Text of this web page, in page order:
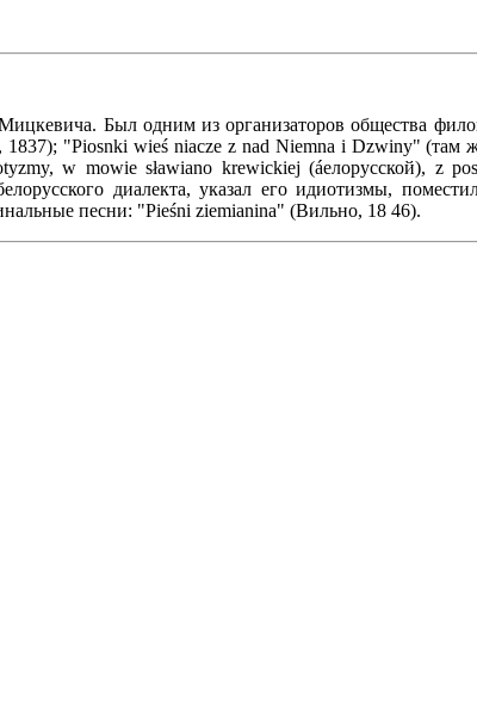
Был одним из организаторов общества
"Piosnki wieś niacze z nad Niemna i Dzwiny" (там
w mowie sławiano krewickiej (áелорусской), z
диалекта, указал его идиотизмы,
песни: "Pieśni ziemianina" (Вильно, 18 46).